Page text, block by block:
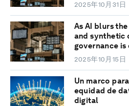
2025年10月31日
As AI blurs
and synthetic
governance
2025年10月15日
Un marco
equidad de
digital